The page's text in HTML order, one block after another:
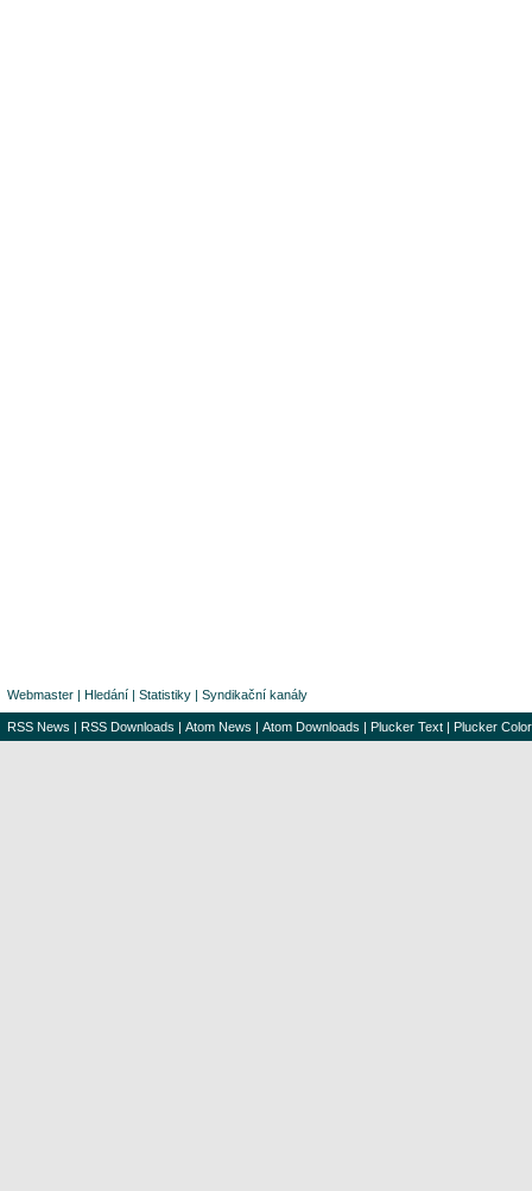
Webmaster | Hledání | Statistiky | Syndikační kanály
RSS News | RSS Downloads | Atom News | Atom Downloads | Plucker Text | Plucker Color